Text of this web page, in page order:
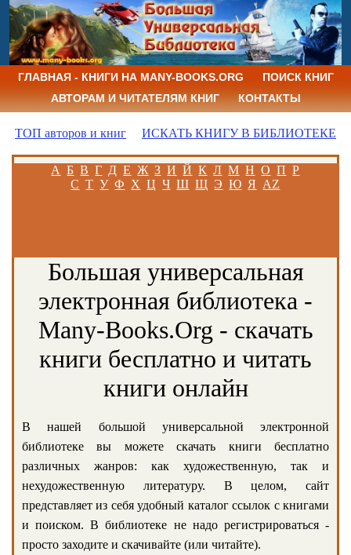
ГЛАВНАЯ - КНИГИ НА MANY-BOOKS.ORG
ПОИСК КНИГ
АВТОРАМ И ЧИТАТЕЛЯМ КНИГ
КОНТАКТЫ
ТОП авторов и книг ИСКАТЬ КНИГУ В БИБЛИОТЕКЕ
А Б В Г Д Е Ж З И Й К Л М Н О П Р
С Т У Ф Х Ц Ч Ш Щ Э Ю Я AZ
Большая универсальная
электронная библиотека -
Many-Books.Org - скачать
книги бесплатно и читать
книги онлайн
В нашей большой универсальной электронной
библиотеке вы можете скачать книги бесплатно
различных жанров: как художественную, так и
нехудожественную литературу. В целом, сайт
представляет из себя удобный каталог ссылок с книгами
и поиском. В библиотеке не надо регистрироваться -
просто заходите и скачивайте (или читайте).